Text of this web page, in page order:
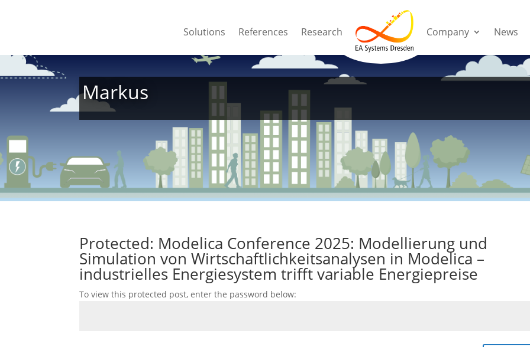
Research Company
Solutions References Research Company News
Markus
Protected: Modelica Conference 2025: Modellierung und
Simulation von Wirtschaftlichkeitsanalysen in Modelica –
industrielles Energiesystem trifft variable Energiepreise
To view this protected post, enter the password below: